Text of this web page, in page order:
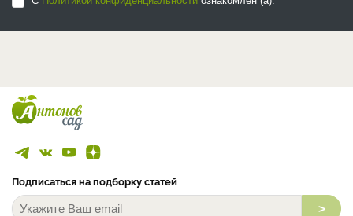
Подписаться на подборку статей
>